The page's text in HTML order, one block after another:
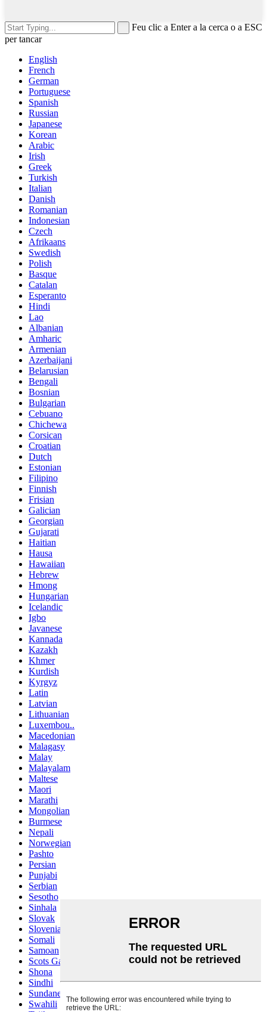
Feu clic a Enter a la cerca o a ESC
per tancar
English
French
German
Portuguese
Spanish
Russian
Japanese
Korean
Arabic
Irish
Greek
Turkish
Italian
Danish
Romanian
Indonesian
Czech
Afrikaans
Swedish
Polish
Basque
Catalan
Esperanto
Hindi
Lao
Albanian
Amharic
Armenian
Azerbaijani
Belarusian
Bengali
Bosnian
Bulgarian
Cebuano
Chichewa
Corsican
Croatian
Dutch
Estonian
Filipino
Finnish
Frisian
Galician
Georgian
Gujarati
Haitian
Hausa
Hawaiian
Hebrew
Hmong
Hungarian
Icelandic
Igbo
Javanese
Kannada
Kazakh
Khmer
Kurdish
Kyrgyz
Latin
Latvian
Lithuanian
Luxembou..
Macedonian
Malagasy
Malay
Malayalam
Maltese
Maori
Marathi
Mongolian
Burmese
Nepali
Norwegian
Pashto
Persian
Punjabi
Serbian
Sesotho
Sinhala
Slovak
Slovenian
Somali
Samoan
Scots Gaelic
Shona
Sindhi
Sundanese
Swahili